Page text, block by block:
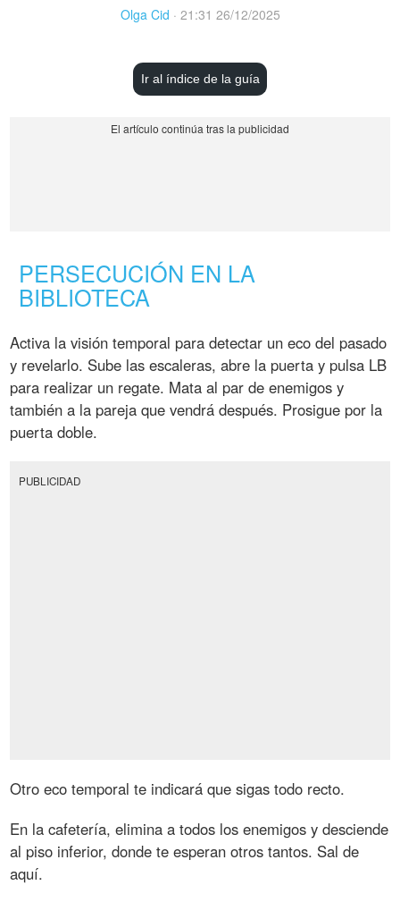
Olga Cid · 21:31 26/12/2025
Ir al índice de la guía
PERSECUCIÓN EN LA
BIBLIOTECA
Activa la visión temporal para detectar un eco del pasado
y revelarlo. Sube las escaleras, abre la puerta y pulsa LB
para realizar un regate. Mata al par de enemigos y
también a la pareja que vendrá después. Prosigue por la
puerta doble.
PUBLICIDAD
Otro eco temporal te indicará que sigas todo recto.
En la cafetería, elimina a todos los enemigos y desciende
al piso inferior, donde te esperan otros tantos. Sal de
aquí.